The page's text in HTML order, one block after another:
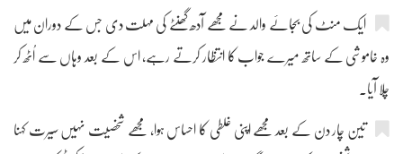
ایک منٹ کی بجائے والد نے مجھے آدھ گھنٹے کی مہلت دی جس کے دوران میں
وہ خاموشی کے ساتھ میرے جواب کا انتظار کرتے رہے، اس کے بعد وہاں سے اُٹھ کر
چلا آیا۔
تین چار دن کے بعد مجھے اپنی غلطی کا احساس ہوا، مجھے شخصیت نہیں سیرت کہنا